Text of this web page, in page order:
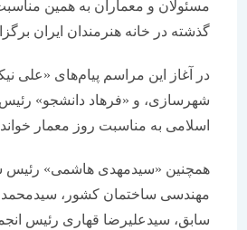
مسئولان و معماران به همین مناسبت
گذشته در خانه هنرمندان ایران برگزار شد.
در آغاز این مراسم پیام‌های «علی نیکزاد»
شهرسازی، و «فرهاد دانشجو» رئیس
اسلامی به مناسبت روز معمار خوانده شد.
همچنین «سیدمهدی هاشمی» رئیس
مهندسی ساختمان کشور، سیدمحمد
سابق، سیدعلیرضا قهاری رئیس انجمن